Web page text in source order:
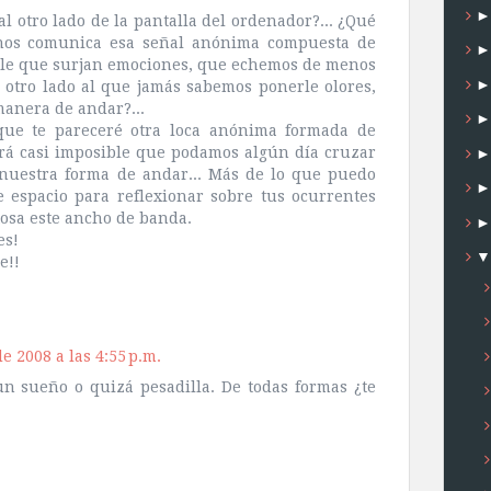
al otro lado de la pantalla del ordenador?... ¿Qué
comunica esa señal anónima compuesta de
que surjan emociones, que echemos de menos
lado al que jamás sabemos ponerle olores,
de andar?...
que te pareceré otra loca anónima formada de
casi imposible que podamos algún día cruzar
forma de andar... Más de lo que puedo
espacio para reflexionar sobre tus ocurrentes
este ancho de banda.
2008 a las 4:55 p.m.
sueño o quizá pesadilla. De todas formas ¿te